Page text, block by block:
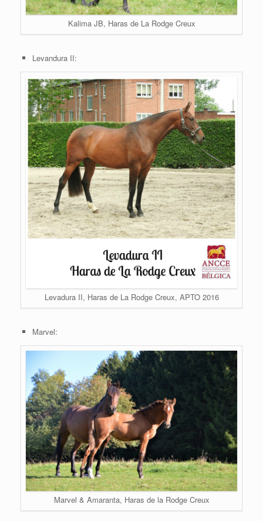
Kalima JB, Haras de La Rodge Creux
Levandura II:
Levadura II, Haras de La Rodge Creux, APTO 2016
Marvel:
Marvel & Amaranta, Haras de la Rodge Creux